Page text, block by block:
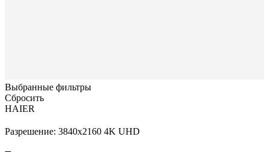
Выбранные фильтры
Сбросить
HAIER
Разрешение: 3840x2160 4K UHD